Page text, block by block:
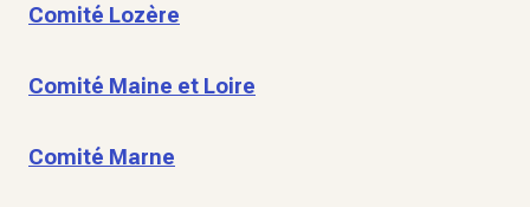
Comité Lozère
Comité Maine et Loire
Comité Marne